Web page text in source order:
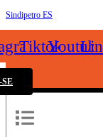
Sindipetro ES
TiktokYoutube